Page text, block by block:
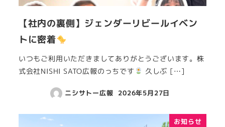
【社内の裏側】ジェンダーリビールイベン
トに密着
いつもご利用いただきましてありがとうございます。株
式会社NISHI SATO広報のっちです
久しぶ […]
ニシサトー広報 2026年5月27日
お知らせ